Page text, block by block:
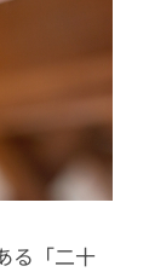
る「二十